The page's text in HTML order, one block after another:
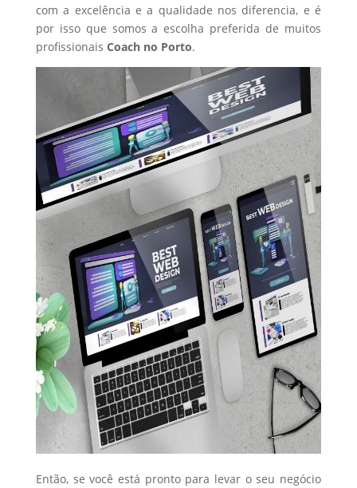
com a excelência e a qualidade nos diferencia, e é
por isso que somos a escolha preferida de muitos
profissionais Coachno Porto.
Então, se você está pronto para levar o seu negócio